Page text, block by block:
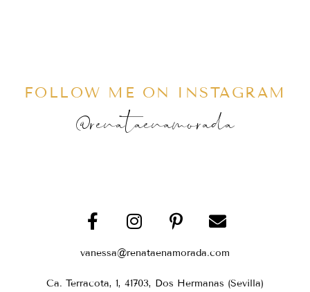
FOLLOW ME ON INSTAGRAM
@renataenamorada
vanessa@renataenamorada.com
Ca. Terracota, 1, 41703, Dos Hermanas (Sevilla)